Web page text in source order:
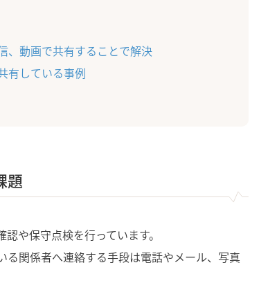
、動画で共有することで解決
有している事例
題
や保守点検を行っています。
関係者へ連絡する手段は電話やメール、写真